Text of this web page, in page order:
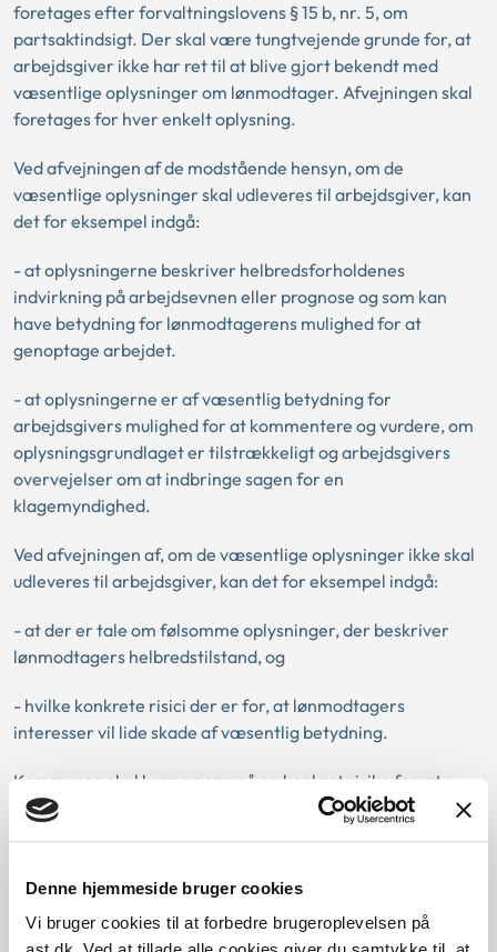
Denne hjemmeside bruger cookies
Vi bruger cookies til at forbedre brugeroplevelsen på
foretages efter forvaltningslovens § 15 b, nr. 5, om
partsaktindsigt. Der skal være tungtvejende grunde for, at
arbejdsgiver ikke har ret til at blive gjort bekendt med
væsentlige oplysninger om lønmodtager. Afvejningen skal
foretages for hver enkelt oplysning.
Ved afvejningen af de modstående hensyn, om de
væsentlige oplysningerskal udleveres til arbejdsgiver, kan
det for eksempel indgå:
- at oplysningerne beskriver helbredsforholdenes
indvirkning på arbejdsevnen eller prognose og som kan
have betydning for lønmodtagerens mulighed for at
genoptage arbejdet.
- at oplysningerne er af væsentlig betydning for
arbejdsgivers mulighed for at kommentere og vurdere, om
oplysningsgrundlaget er tilstrækkeligt og arbejdsgivers
overvejelser om at indbringe sagen for en
klagemyndighed.
Ved afvejningen af, om de væsentlige oplysninger ikke skal
udleveres til arbejdsgiver, kan det for eksempel indgå:
- at der er tale om følsomme oplysninger, der beskriver
lønmodtagers helbredstilstand, og
- hvilke konkrete risici der er for, at lønmodtagers
interesser vil lide skade af væsentlig betydning.
Kommunen skal kunne pege på en konkret risiko for, at
lønmodtagers interesser vil lide skade af væsentlig
at udlevere oplysningerne til arbejdsgiver.
Den konkrete sag